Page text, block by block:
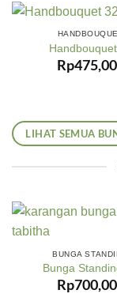
Rp
LIHAT SEMUA
BUNGA
Bunga
Rp